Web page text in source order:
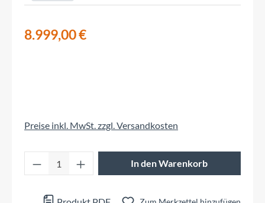
8.999,00 €
Preise inkl. MwSt. zzgl. Versandkosten
Produkt Anzahl: Gib den gewünschten
In den Warenkorb